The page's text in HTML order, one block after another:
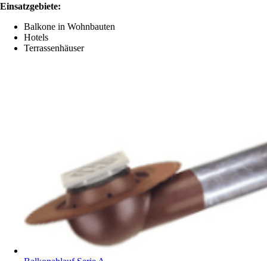
Einsatzgebiete:
Balkone in Wohnbauten
Hotels
Terrassenhäuser